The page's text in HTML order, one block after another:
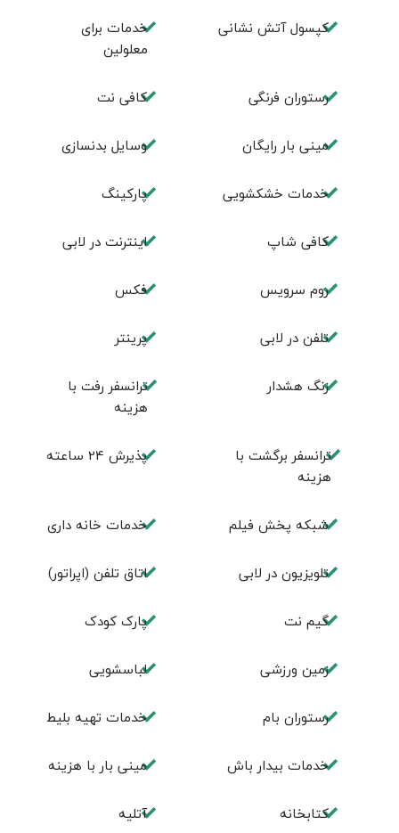
کپسول آتش نشانی
خدمات برای
معلولین
رستوران فرنگی کافی نت
مینی بار رایگان وسایل بدنسازی
خدمات خشکشویی پاركينگ
كافی شاپ اينترنت در لابی
روم سرويس فكس
تلفن در لابی پرینتر
زنگ هشدار
ترانسفر رفت با
هزینه
ترانسفر برگشت با
هزینه
پذیرش 24 ساعته
شبکه پخش فیلم خدمات خانه داری
تلویزیون در لابی اتاق تلفن (اپراتور)
گیم نت پارک کودک
زمین ورزشی لباسشویی
رستوران بام خدمات تهيه بليط
خدمات بیدار باش مینی بار با هزینه
كتابخانه آتلیه